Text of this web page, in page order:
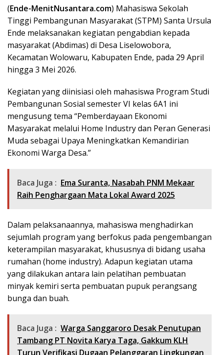
(Ende-MenitNusantara.com) Mahasiswa Sekolah
Tinggi Pembangunan Masyarakat (STPM) Santa Ursula
Ende melaksanakan kegiatan pengabdian kepada
masyarakat (Abdimas) di Desa Liselowobora,
Kecamatan Wolowaru, Kabupaten Ende, pada 29 April
hingga 3 Mei 2026.
Kegiatan yang diinisiasi oleh mahasiswa Program Studi
Pembangunan Sosial semester VI kelas 6A1 ini
mengusung tema “Pemberdayaan Ekonomi
Masyarakat melalui Home Industry dan Peran Generasi
Muda sebagai Upaya Meningkatkan Kemandirian
Ekonomi Warga Desa.”
Baca Juga : Ema Suranta, Nasabah PNM Mekaar
Raih Penghargaan Mata Lokal Award 2025
Dalam pelaksanaannya, mahasiswa menghadirkan
sejumlah program yang berfokus pada pengembangan
keterampilan masyarakat, khususnya di bidang usaha
rumahan (home industry). Adapun kegiatan utama
yang dilakukan antara lain pelatihan pembuatan
minyak kemiri serta pembuatan pupuk perangsang
bunga dan buah.
Baca Juga : Warga Sanggaroro Desak Penutupan
Tambang PT Novita Karya Taga, Gakkum KLH
Turun Verifikasi Dugaan Pelanggaran Lingkungan